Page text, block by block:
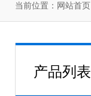
当前位置： 网站首页
产品列表